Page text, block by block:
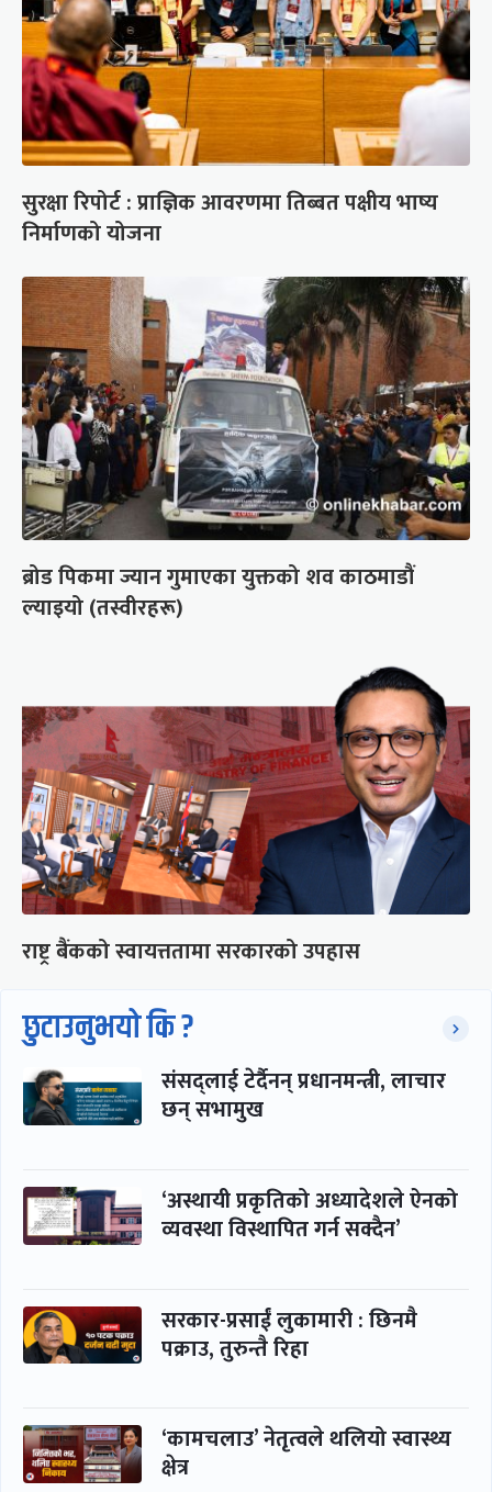
सुरक्षा रिपोर्ट : प्राज्ञिक आवरणमा तिब्बत पक्षीय भाष्य
निर्माणको योजना
ब्रोड पिकमा ज्यान गुमाएका युक्तको शव काठमाडौं
ल्याइयो (तस्वीरहरू)
राष्ट्र बैंकको स्वायत्ततामा सरकारको उपहास
छुटाउनुभयो कि ?
संसद्लाई टेर्दैनन् प्रधानमन्त्री, लाचार
छन् सभामुख
‘अस्थायी प्रकृतिको अध्यादेशले ऐनको
व्यवस्था विस्थापित गर्न सक्दैन’
सरकार-प्रसाईं लुकामारी : छिनमै
पक्राउ, तुरुन्तै रिहा
‘कामचलाउ’ नेतृत्वले थलियो स्वास्थ्य
क्षेत्र